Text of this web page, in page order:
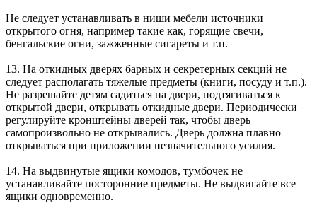
Не следует устанавливать в ниши мебели источники
открытого огня, например такие как, горящие свечи,
бенгальские огни, зажженные сигареты и т.п.
13. На откидных дверях барных и секретерных секций не
следует располагать тяжелые предметы (книги, посуду и т.п.).
Не разрешайте детям садиться на двери, подтягиваться к
открытой двери, открывать откидные двери. Периодически
регулируйте кронштейны дверей так, чтобы дверь
самопроизвольно не открывались. Дверь должна плавно
открываться при приложении незначительного усилия.
14. На выдвинутые ящики комодов, тумбочек не
устанавливайте посторонние предметы. Не выдвигайте все
ящики одновременно.